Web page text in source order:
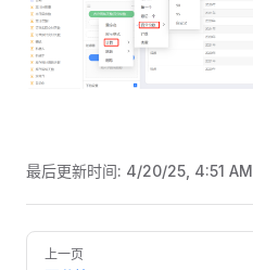
最后更新时间: 4/20/25, 4:51 AM
Pager
上一页